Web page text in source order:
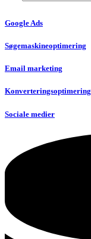
Google Ads
Søgemaskineoptimering
Email marketing
Konverteringsoptimering
Sociale medier